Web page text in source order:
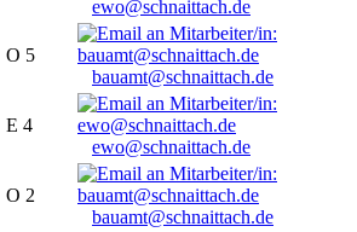
ewo@schnaittach.de
O 5
bauamt@schnaittach.de
E 4
ewo@schnaittach.de
O 2
bauamt@schnaittach.de